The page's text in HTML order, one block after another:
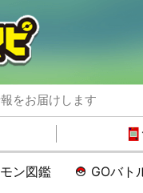
をお届けします
ン図鑑 GOバト